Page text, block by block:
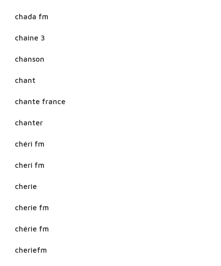
chada fm
chaine 3
chanson
chant
chante france
chanter
chéri fm
cheri fm
cherie
cherie fm
chérie fm
cheriefm